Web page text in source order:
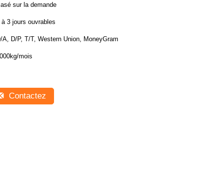
sur la demande
à 3 jours ouvrables
A, D/P, T/T, Western Union, MoneyGram
mois
Contactez